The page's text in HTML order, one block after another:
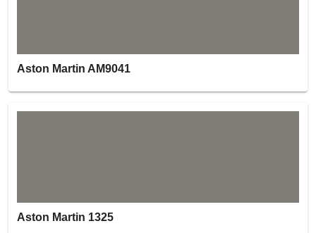
Aston Martin AM9041
Aston Martin 1325